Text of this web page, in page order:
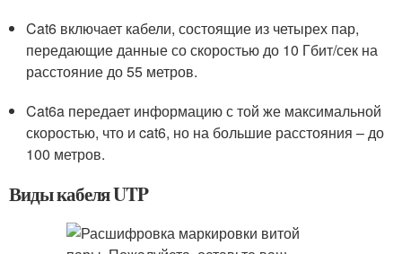
Cat6 включает кабели, состоящие из четырех пар,
передающие данные со скоростью до 10 Гбит/сек на
расстояние до 55 метров.
Cat6a передает информацию с той же максимальной
скоростью, что и cat6, но на большие расстояния – до
100 метров.
Виды кабеля UTP